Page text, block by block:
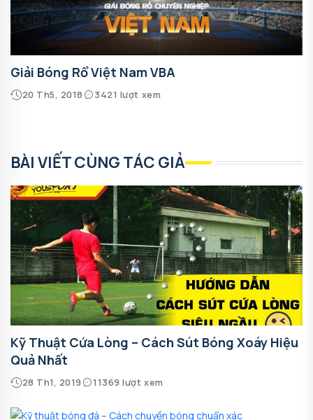
Giải Bóng Rổ Việt Nam VBA
20 Th5, 2018 3421 lượt xem
BÀI VIẾT CÙNG TÁC GIẢ
Kỹ Thuật Cứa Lòng – Cách Sút Bóng Xoáy Hiệu
Quả Nhất
28 Th1, 2019 11369 lượt xem